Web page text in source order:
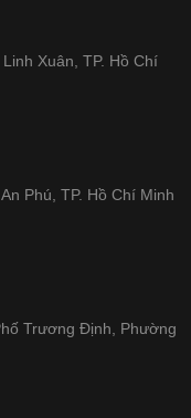
Xuân, TP. Hồ Chí
Phú, TP. Hồ Chí Minh
Trương Định, Phường